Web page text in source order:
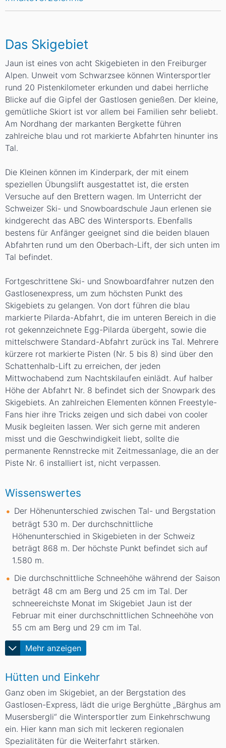
Das Skigebiet
Jaun ist eines von acht Skigebieten in den Freiburger
Alpen. Unweit vom Schwarzsee können Wintersportler
rund 20 Pistenkilometer erkunden und dabei herrliche
Blicke auf die Gipfel der Gastlosen genießen. Der kleine,
gemütliche Skiort ist vor allem bei Familien sehr beliebt.
Am Nordhang der markanten Bergkette führen
zahlreiche blau und rot markierte Abfahrten hinunter ins
Tal.
Die Kleinen können im Kinderpark, der mit einem
speziellen Übungslift ausgestattet ist, die ersten
Versuche auf den Brettern wagen. Im Unterricht der
Schweizer Ski- und Snowboardschule Jaun erlenen sie
kindgerecht das ABC des Wintersports. Ebenfalls
bestens für Anfänger geeignet sind die beiden blauen
Abfahrten rund um den Oberbach-Lift, der sich unten im
Tal befindet.
Fortgeschrittene Ski- und Snowboardfahrer nutzen den
Gastlosenexpress, um zum höchsten Punkt des
Skigebiets zu gelangen. Von dort führen die blau
markierte Pilarda-Abfahrt, die im unteren Bereich in die
rot gekennzeichnete Egg-Pilarda übergeht, sowie die
mittelschwere Standard-Abfahrt zurück ins Tal. Mehrere
kürzere rot markierte Pisten (Nr. 5 bis 8) sind über den
Schattenhalb-Lift zu erreichen, der jeden
Mittwochabend zum Nachtskilaufen einlädt. Auf halber
Höhe der Abfahrt Nr. 8 befindet sich der Snowpark des
Skigebiets. An zahlreichen Elementen können Freestyle-
Fans hier ihre Tricks zeigen und sich dabei von cooler
Musik begleiten lassen. Wer sich gerne mit anderen
misst und die Geschwindigkeit liebt, sollte die
permanente Rennstrecke mit Zeitmessanlage, die an der
Piste Nr. 6 installiert ist, nicht verpassen.
Wissenswertes
Mehr anzeigen
Der Höhenunterschied zwischen Tal- und Bergstation
beträgt 530 m. Der durchschnittliche
Höhenunterschied in Skigebieten in der Schweiz
beträgt 868 m. Der höchste Punkt befindet sich auf
1.580 m.
Die durchschnittliche Schneehöhe während der Saison
beträgt 48 cm am Berg und 25 cm im Tal. Der
schneereichste Monat im Skigebiet Jaun ist der
Februar mit einer durchschnittlichen Schneehöhe von
55 cm am Berg und 29 cm im Tal.
Hütten und Einkehr
Ganz oben im Skigebiet, an der Bergstation des
Gastlosen-Express, lädt die urige Berghütte „Bärghus am
Musersbergli“ die Wintersportler zum Einkehrschwung
ein. Hier kann man sich mit leckeren regionalen
Spezialitäten für die Weiterfahrt stärken.